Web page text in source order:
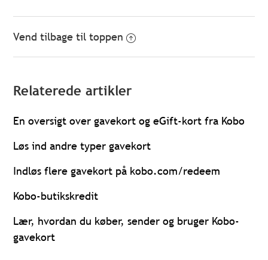
Vend tilbage til toppen
Relaterede artikler
En oversigt over gavekort og eGift-kort fra Kobo
Løs ind andre typer gavekort
Indløs flere gavekort på kobo.com/redeem
Kobo-butikskredit
Lær, hvordan du køber, sender og bruger Kobo-
gavekort